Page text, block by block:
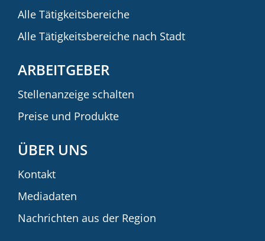
Alle Tätigkeitsbereiche
Alle Tätigkeitsbereiche nach Stadt
ARBEITGEBER
Stellenanzeige schalten
Preise und Produkte
ÜBER UNS
Kontakt
Mediadaten
Nachrichten aus der Region